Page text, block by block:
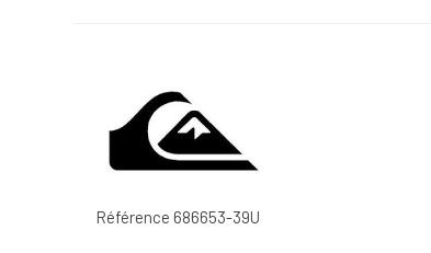
Référence 686653-39U